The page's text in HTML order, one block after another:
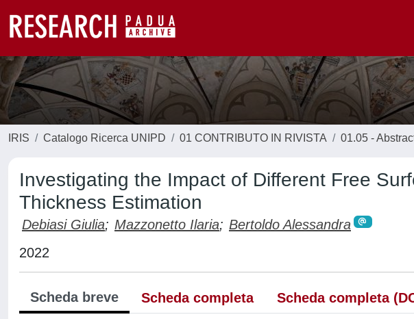
IRIS Catalogo Ricerca UNIPD 01 CONTRIBUTO IN RIVISTA 01.05 -
Investigating the Impact of Different Free
Thickness Estimation
Debiasi Giulia; Mazzonetto Ilaria; Bertoldo Alessandra
2022
Scheda breve Scheda completa Scheda completa